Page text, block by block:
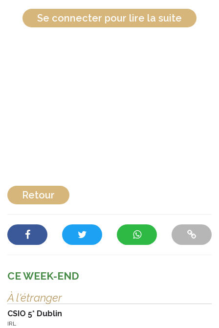
Se connecter pour lire la suite
Retour
CE WEEK-END
À l'étranger
CSIO 5* Dublin
IRL